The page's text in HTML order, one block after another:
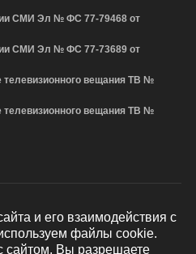
СМИ Эл № ФС 77-79468 от
СМИ Эл № ФС 77-73689 от
телевизионного вещания ТВ №
телевизионного вещания ТВ №
ОТПРАВИТЬ
и его взаимодействия с
файлы cookie.
сайтом, Вы разрешаете